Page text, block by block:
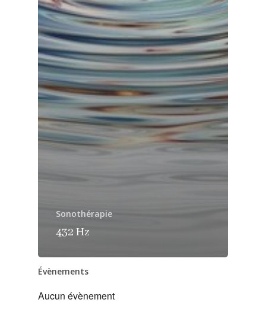
Sonothérapie
432 Hz
Évènements
Aucun évènement